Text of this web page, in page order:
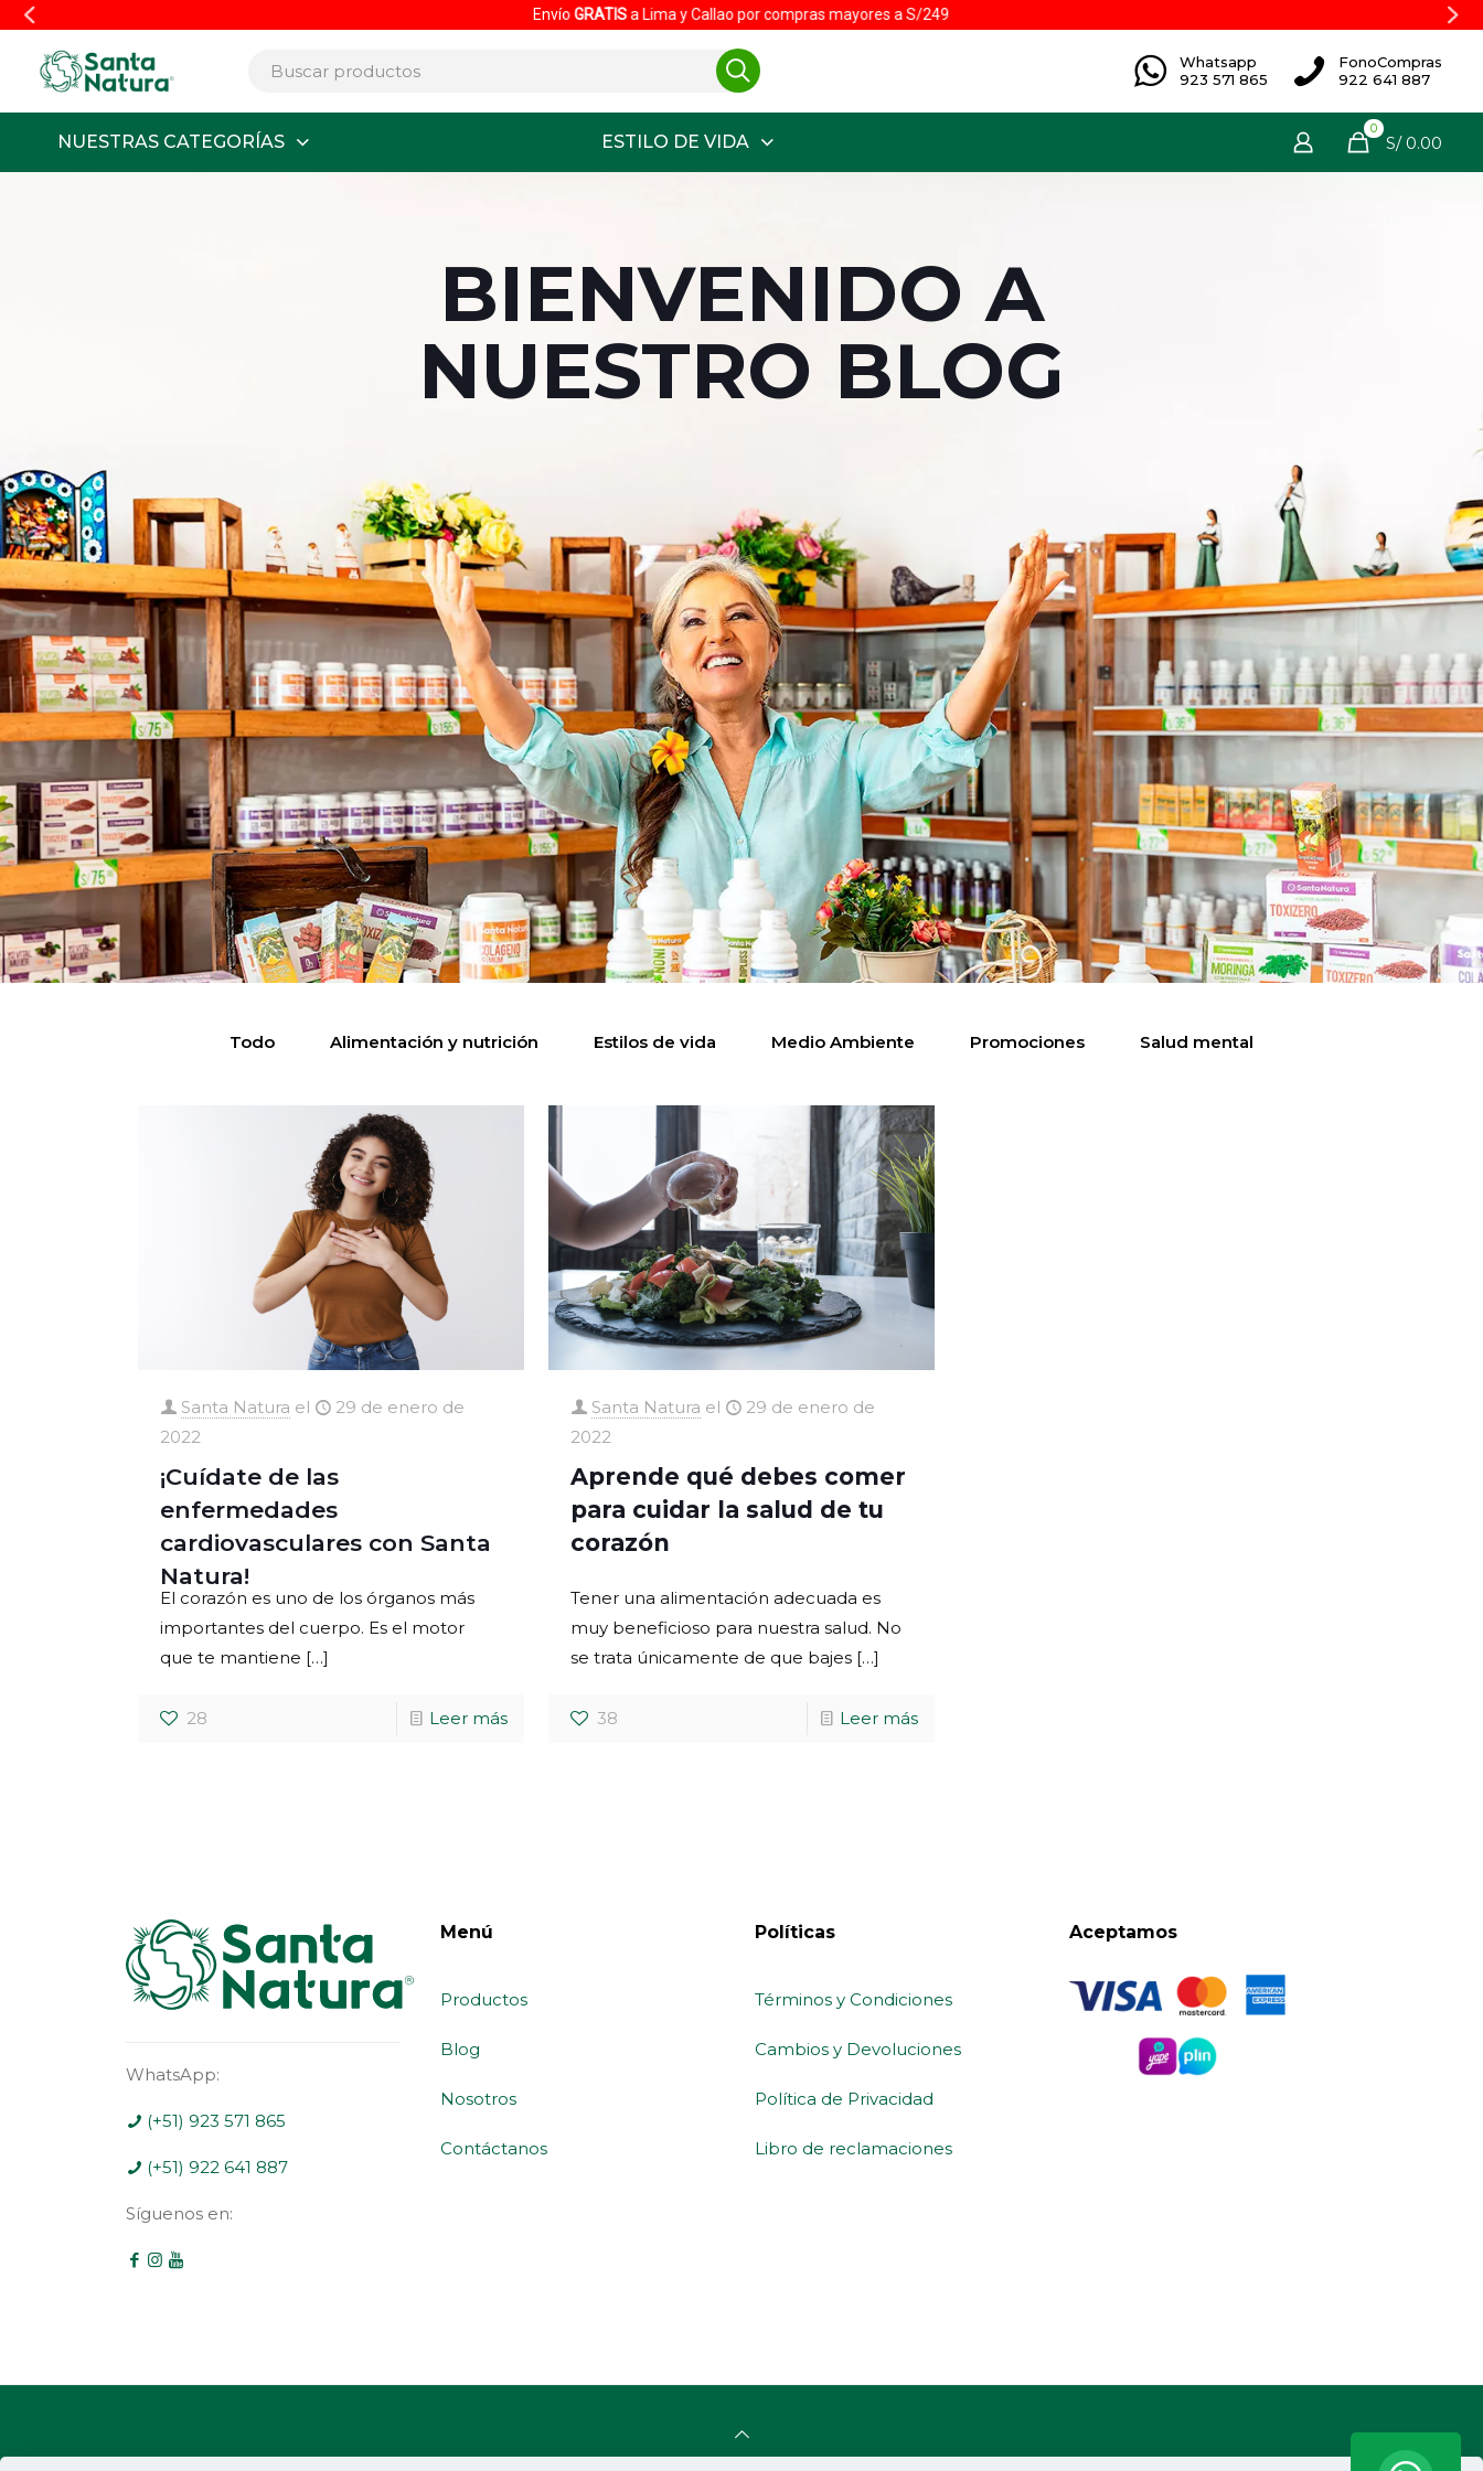
a Lima y Callao por compras mayores a S/249
Whatsapp
923 571 865
FonoCompras
922 641 887
NUESTRAS CATEGORÍAS ESTILO DE VIDA
0
S/ 0.00
BIENVENIDO A
NUESTRO BLOG
Todo Alimentación y nutrición Estilos de vida Medio Ambiente Promociones Salud mental
Santa Natura el
29 de enero de
2022
¡Cuídate de las
enfermedades
cardiovasculares con Santa
Natura!
El corazón es uno de los órganos más
importantes del cuerpo. Es el motor
que te mantiene […]
28 Leer más
Santa Natura el
29 de enero de
2022
Aprende qué debes comer
para cuidar la salud de tu
corazón
Tener una alimentación adecuada es
muy beneficioso para nuestra salud. No
se trata únicamente de que bajes […]
38 Leer más
WhatsApp:
(+51) 923 571 865
(+51) 922 641 887
Síguenos en:
Menú
Productos
Blog
Nosotros
Contáctanos
Políticas
Términos y Condiciones
Cambios y Devoluciones
Política de Privacidad
Libro de reclamaciones
Aceptamos